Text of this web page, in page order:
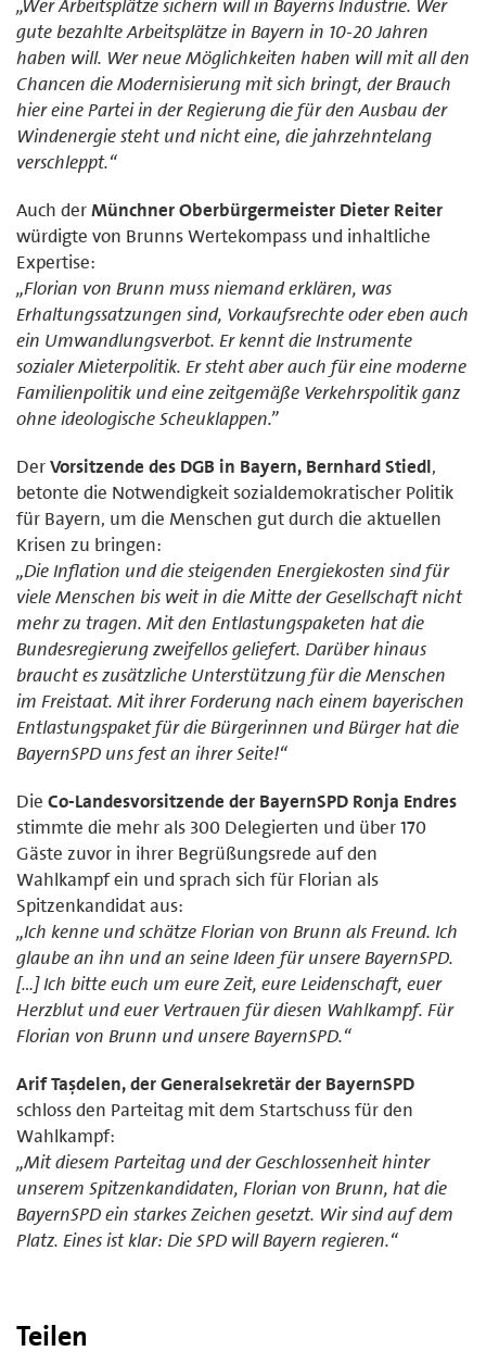
„Wer Arbeitsplätze sichern will in Bayerns Industrie. Wer
gute bezahlte Arbeitsplätze in Bayern in 10-20 Jahren
haben will. Wer neue Möglichkeiten haben will mit all den
Chancen die Modernisierung mit sich bringt, der Brauch
hier eine Partei in der Regierung die für den Ausbau der
Windenergie steht und nicht eine, die jahrzehntelang
verschleppt.“
Auch derMünchner Oberbürgermeister Dieter Reiter
würdigte von Brunns Wertekompass und inhaltliche
Expertise:
„Florian von Brunn muss niemand erklären, was
Erhaltungssatzungen sind, Vorkaufsrechte oder eben auch
ein Umwandlungsverbot. Er kennt die Instrumente
sozialer Mieterpolitik. Er steht aber auch für eine moderne
Familienpolitik und eine zeitgemäße Verkehrspolitik ganz
ohne ideologische Scheuklappen.”
DerVorsitzende des DGB in Bayern, Bernhard Stiedl,
betonte die Notwendigkeit sozialdemokratischer Politik
für Bayern, um die Menschen gut durch die aktuellen
Krisen zu bringen:
„Die Inflation und die steigenden Energiekosten sind für
viele Menschen bis weit in die Mitte der Gesellschaft nicht
mehr zu tragen. Mit den Entlastungspaketen hat die
Bundesregierung zweifellos geliefert. Darüber hinaus
braucht es zusätzliche Unterstützung für die Menschen
im Freistaat. Mit ihrer Forderung nach einem bayerischen
Entlastungspaket für die Bürgerinnen und Bürger hat die
BayernSPD uns fest an ihrer Seite!“
Die Co-Landesvorsitzende der BayernSPD Ronja Endres
stimmte die mehr als 300 Delegierten und über 170
Gäste zuvor in ihrer Begrüßungsrede auf den
Wahlkampf ein und sprach sich für Florian als
Spitzenkandidat aus:
„Ich kenne und schätze Florian von Brunn als Freund. Ich
glaube an ihn und an seine Ideen für unsere BayernSPD.
[…] Ich bitte euch um eure Zeit, eure Leidenschaft, euer
Herzblut und euer Vertrauen für diesen Wahlkampf. Für
Florian von Brunn und unsere BayernSPD.“
Arif Taşdelen, der Generalsekretär der BayernSPD
schloss den Parteitag mit dem Startschuss für den
Wahlkampf:
„Mit diesem Parteitag und der Geschlossenheit hinter
unserem Spitzenkandidaten, Florian von Brunn, hat die
BayernSPD ein starkes Zeichen gesetzt. Wir sind auf dem
Platz. Eines ist klar: Die SPD will Bayern regieren.“
Teilen